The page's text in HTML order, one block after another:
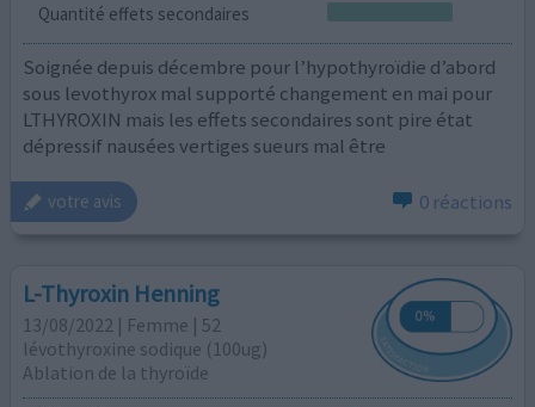
Quantité effets secondaires
Soignée depuis décembre pour l’hypothyroïdie d’abord
sous levothyrox mal supporté changement en mai pour
LTHYROXIN mais les effets secondaires sont pire état
dépressif nausées vertiges sueurs mal être
votre avis 0 réactions
L-Thyroxin Henning
13/08/2022 | Femme | 52
lévothyroxine sodique (100ug)
Ablation de la thyroïde